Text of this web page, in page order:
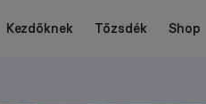
Kezdőknek Tőzsdék Shop